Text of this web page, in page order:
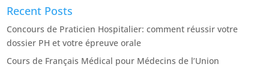
Recent Posts
Concours de Praticien Hospitalier: comment réussir votre
dossier PH et votre épreuve orale
Cours de Français Médical pour Médecins de l’Union